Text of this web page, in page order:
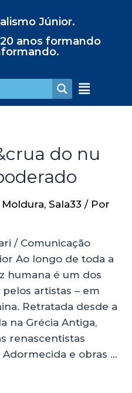
Júnior.
anos formando
do nu
Moldura, Sala33 / Por
/ Comunicação
Ao longo de toda a
humana é um dos
artistas – em
Retratada desde a
na Grécia Antiga,
renascentistas
Adormecida e obras …